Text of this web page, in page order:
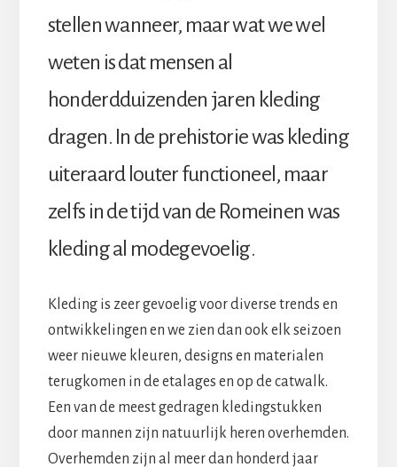
stellen wanneer, maar wat we wel
weten is dat mensen al
honderdduizenden jaren kleding
dragen. In de prehistorie was kleding
uiteraard louter functioneel, maar
zelfs in de tijd van de Romeinen was
kleding al modegevoelig.
Kleding is zeer gevoelig voor diverse trends en
ontwikkelingen en we zien dan ook elk seizoen
weer nieuwe kleuren, designs en materialen
terugkomen in de etalages en op de catwalk.
Een van de meest gedragen kledingstukken
door mannen zijn natuurlijk heren overhemden.
Overhemden zijn al meer dan honderd jaar